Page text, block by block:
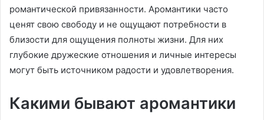
романтической привязанности. Аромантики часто
ценят свою свободу и не ощущают потребности в
близости для ощущения полноты жизни. Для них
глубокие дружеские отношения и личные интересы
могут быть источником радости и удовлетворения.
Какими бывают аромантики